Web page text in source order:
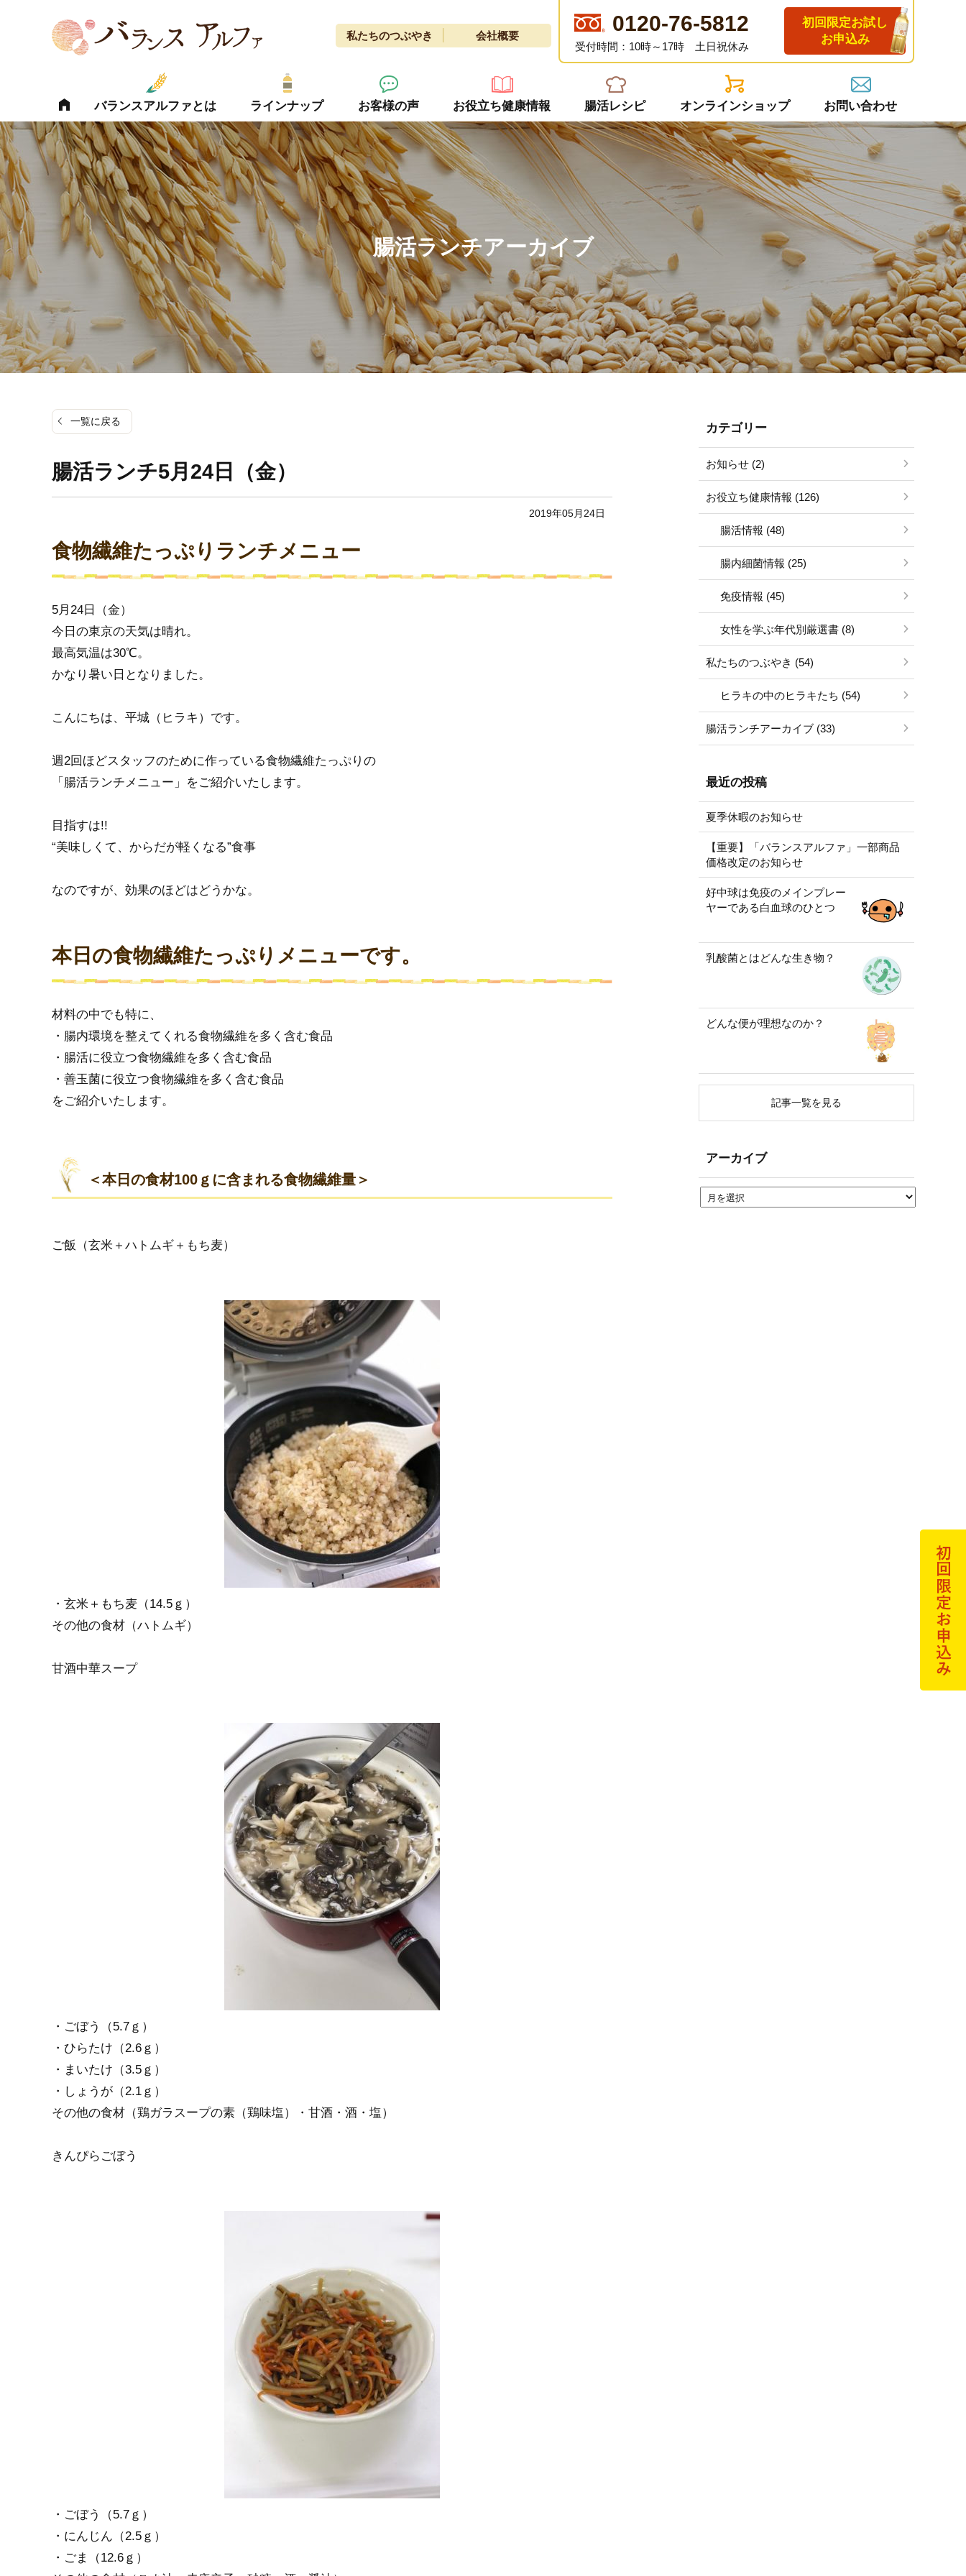
私たちのつぶやき 会社概要
0120-76-5812
受付時間：10時～17時 土日祝休み
初回限定お試し
お申込み
バランスアルファとは ラインナップ お客様の声 お役立ち健康情報 腸活レシピ オンラインショップ お問い合わせ
腸活ランチアーカイブ
一覧に戻る
腸活ランチ5月24日（金）
2019年05月24日
食物繊維たっぷりランチメニュー
5月24日（金）
今日の東京の天気は晴れ。
最高気温は30℃。
かなり暑い日となりました。
こんにちは、平城（ヒラキ）です。
週2回ほどスタッフのために作っている食物繊維たっぷりの
「腸活ランチメニュー」をご紹介いたします。
目指すは!!
“美味しくて、からだが軽くなる”食事
なのですが、効果のほどはどうかな。
本日の食物繊維たっぷりメニューです。
材料の中でも特に、
・腸内環境を整えてくれる食物繊維を多く含む食品
・腸活に役立つ食物繊維を多く含む食品
・善玉菌に役立つ食物繊維を多く含む食品
をご紹介いたします。
＜本日の食材100ｇに含まれる食物繊維量＞
ご飯（玄米＋ハトムギ＋もち麦）
・玄米＋もち麦（14.5ｇ）
その他の食材（ハトムギ）
甘酒中華スープ
・ごぼう（5.7ｇ）
・ひらたけ（2.6ｇ）
・まいたけ（3.5ｇ）
・しょうが（2.1ｇ）
その他の食材（鶏ガラスープの素（鶏味塩）・甘酒・酒・塩）
きんぴらごぼう
・ごぼう（5.7ｇ）
・にんじん（2.5ｇ）
・ごま（12.6ｇ）
カテゴリー
お知らせ (2)
お役立ち健康情報 (126)
腸活情報 (48)
腸内細菌情報 (25)
免疫情報 (45)
女性を学ぶ年代別厳選書 (8)
私たちのつぶやき (54)
ヒラキの中のヒラキたち (54)
腸活ランチアーカイブ (33)
最近の投稿
夏季休暇のお知らせ
【重要】「バランスアルファ」一部商品
価格改定のお知らせ
好中球は免疫のメインプレー
ヤーである白血球のひとつ
乳酸菌とはどんな生き物？
どんな便が理想なのか？
記事一覧を見る
アーカイブ